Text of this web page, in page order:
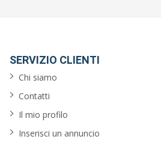
SERVIZIO CLIENTI
Chi siamo
Contatti
Il mio profilo
Inserisci un annuncio